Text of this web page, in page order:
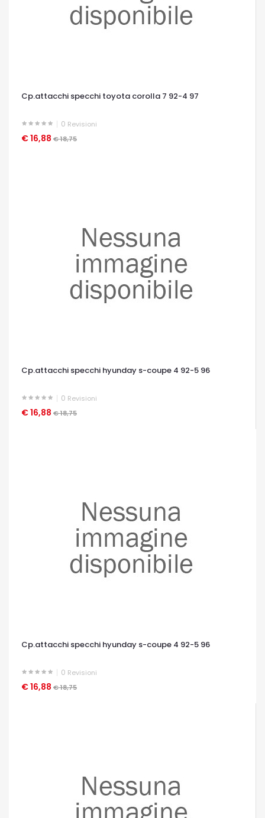
Cp.attacchi specchi toyota corolla 7 92-4 97
0 Revisioni
€ 16,88 € 18,75
OCCHIATA VELOCE
Cp.attacchi specchi hyunday s-coupe 4 92-5 96
0 Revisioni
€ 16,88 € 18,75
OCCHIATA VELOCE
Cp.attacchi specchi hyunday s-coupe 4 92-5 96
0 Revisioni
€ 16,88 € 18,75
OCCHIATA VELOCE